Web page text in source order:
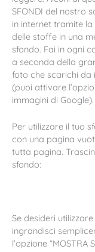
SFONDI del nostro
in internet tramite
delle stoffe in una
sfondo. Fai in ogni
a seconda della
foto che scarichi
(puoi attivare
immagini di Google).
Per utilizzare il tuo
con una pagina
tutta pagina.
sfondo:
Se desideri
ingrandisci
l’opzione “MOSTRA